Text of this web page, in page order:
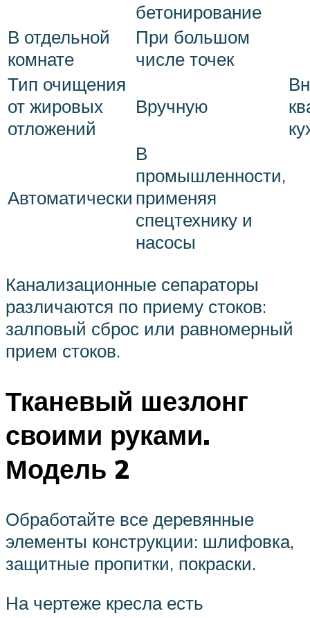
бетонирование
В отдельной
комнате
При большом
числе точек
Тип очищения
от жировых
отложений
Вручную
Автоматически
В
промышленности,
применяя
спецтехнику и
насосы
Канализационные сепараторы
различаются по приему стоков:
залповый сброс или равномерный
прием стоков.
Тканевый шезлонг
своими руками.
Модель 2
Обработайте все деревянные
элементы конструкции: шлифовка,
защитные пропитки, покраски.
На чертеже кресла есть